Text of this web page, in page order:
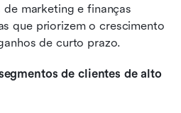
marketing e finanças
que priorizem o crescimento
de curto prazo.
de clientes de alto